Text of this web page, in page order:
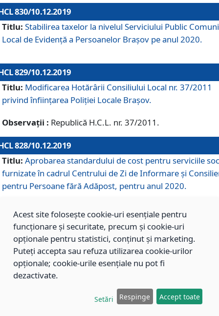
830/10.12.2019
Titlu: Stabilirea taxelor la nivelul Serviciului Public
Local de Evidenţă a Persoanelor Braşov pe anul 2020.
829/10.12.2019
Titlu: Modificarea Hotărârii Consiliului Local nr. 37/2011
privind înființarea Poliției Locale Brașov.
Observații : Republică H.C.L. nr. 37/2011.
828/10.12.2019
Titlu: Aprobarea standardului de cost pentru serviciile
furnizate în cadrul Centrului de Zi de Informare și
pentru Persoane fără Adăpost, pentru anul 2020.
827/10.12.2019
Aprobarea standardului de cost pentru serviciile
furnizate în cadrul Centrului Rezidențial pentru Persoane
Adăpost, pentru anul 2020.
Aprobarea standardului de cost pentru serviciile
Acest site folosește cookie-uri esențiale pentru
funcționare și securitate, precum și cookie-uri
opționale pentru statistici, conținut și marketing.
Puteți accepta sau refuza utilizarea cookie-urilor
opționale; cookie-urile esențiale nu pot fi
dezactivate.
Setări Respinge Accept toate